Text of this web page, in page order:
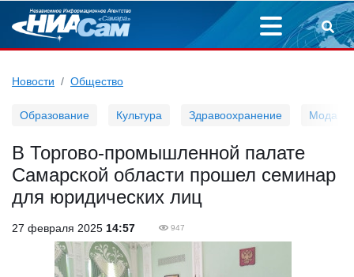
Новости Общество
Образование Культура Здравоохранение Мода
В Торгово-промышленной палате
Самарской области прошел семинар
для юридических лиц
27 февраля 2025 14:57 947